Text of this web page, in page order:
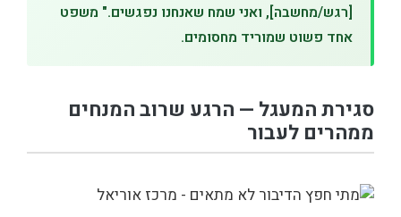
[רגש/מחשבה], ואני שמח שאנחנו נפגשים." משפט
אחד פשוט שמוריד מחסומים.
סגירת המעגל — הרגע שרוב המנחים
ממהרים לעבור